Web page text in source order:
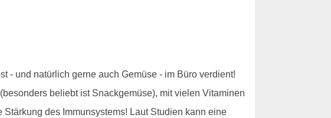
- und natürlich gerne auch Gemüse - im Büro verdient!
beliebt ist Snackgemüse), mit vielen Vitaminen
des Immunsystems! Laut Studien kann eine